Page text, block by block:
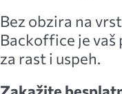
Bez obzira na vrstu objekta, Garson
Backoffice je
za rast i uspeh.